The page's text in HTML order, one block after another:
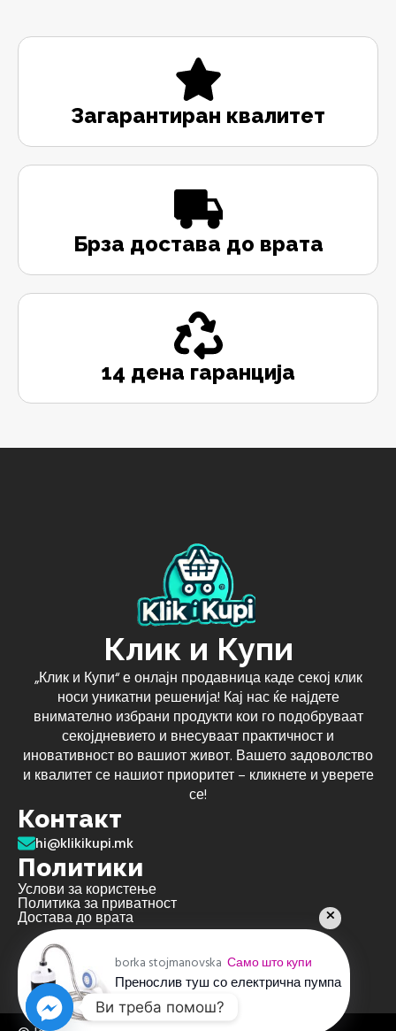
Загарантиран квалитет
Брза достава до врата
14 дена гаранција
Клик и Купи
„Клик и Купи“ е онлајн продавница каде секој клик
носи уникатни решенија! Кај нас ќе најдете
внимателно избрани продукти кои го подобруваат
секојдневието и внесуваат практичност и
иновативност во вашиот живот. Вашето задоволство
и квалитет се нашиот приоритет – кликнете и уверете
се!
Контакт
hi@klikikupi.mk
Политики
Услови за користење
Политика за приватност
Достава до врата
Ви треба помош?
borka stojmanovska Само што купи
Пренослив туш со електрична пумпа
пред 4 недели